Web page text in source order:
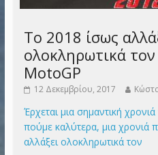
Το 2018 ίσως
ολοκληρωτικά
MotoGP
12 Δεκεμβρίου, 2017
Έρχεται μια σημαντική
πούμε καλύτερα, μια χρονιά
αλλάξει ολοκληρωτικά τον